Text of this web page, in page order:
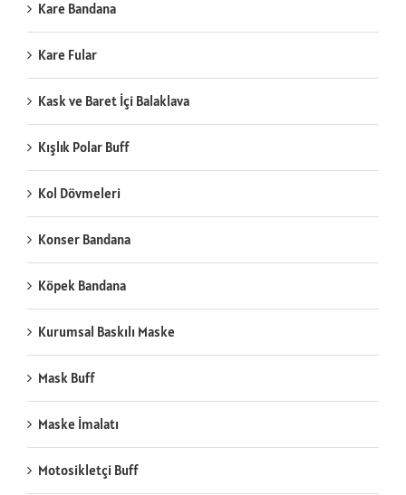
Kare Bandana
Kare Fular
Kask ve Baret İçi Balaklava
Kışlık Polar Buff
Kol Dövmeleri
Konser Bandana
Köpek Bandana
Kurumsal Baskılı Maske
Mask Buff
Maske İmalatı
Motosikletçi Buff